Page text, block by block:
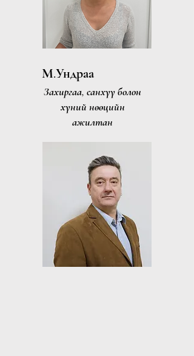
М.Ундраа
Захиргаа, санхүү болон
хүний нөөцийн
ажилтан